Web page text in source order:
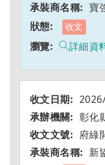
寶
收文
詳細資
彰化
府綠
新